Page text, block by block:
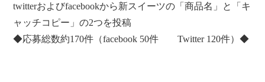
twitterおよびfacebookから新スイーツの「商品名」と「キ
ャッチコピー」の2つを投稿
◆応募総数約170件（facebook 50件 Twitter 120件）◆